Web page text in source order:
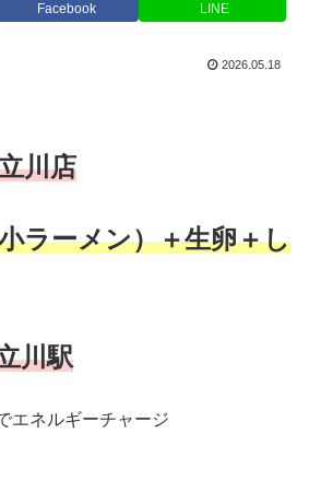
Facebook LINE
2026.05.18
川店
ラーメン）＋生卵＋し
川駅
エネルギーチャージ